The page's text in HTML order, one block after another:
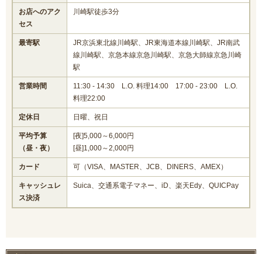
お店へのアク
セス
川崎駅徒歩3分
最寄駅
JR京浜東北線川崎駅、JR東海道本線川崎駅、JR南武
線川崎駅、京急本線京急川崎駅、京急大師線京急川崎
駅
営業時間
11:30 - 14:30 L.O. 料理14:00 17:00 - 23:00 L.O.
料理22:00
定休日 日曜、祝日
平均予算
（昼・夜）
[夜]5,000～6,000円
[昼]1,000～2,000円
カード 可（VISA、MASTER、JCB、DINERS、AMEX）
キャッシュレ
ス決済
Suica、交通系電子マネー、iD、楽天Edy、QUICPay